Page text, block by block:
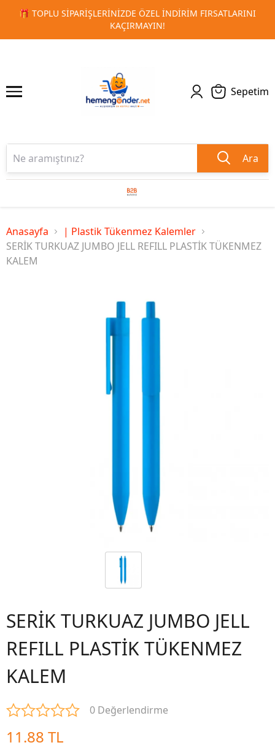
🚀 KURUMSAL PROMOSYON VE MATBAA
1 2
Sepetim
Ara
Anasayfa
| Plastik Tükenmez Kalemler
SERİK TURKUAZ JUMBO JELL REFILL PLASTİK TÜKENMEZ
KALEM
SERİK TURKUAZ JUMBO JELL
REFILL PLASTİK TÜKENMEZ
KALEM
0 Değerlendirme
11.88 TL